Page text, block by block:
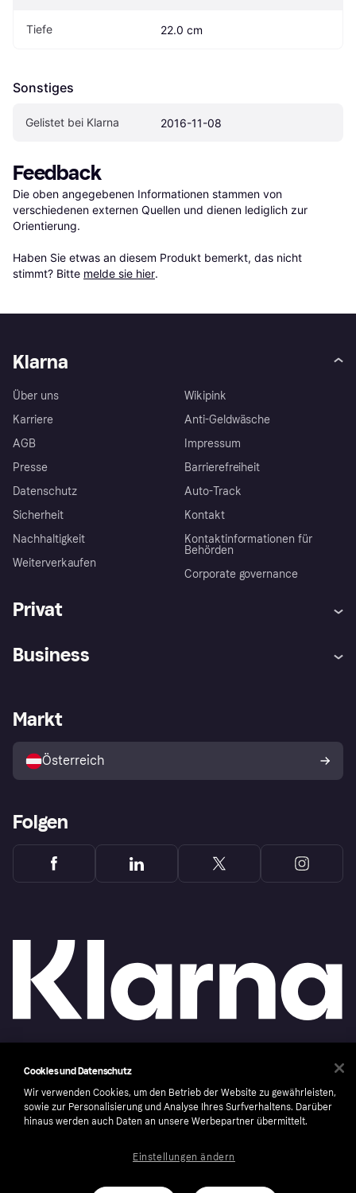
Tiefe 22.0 cm
Sonstiges
Gelistet bei Klarna 2016-11-08
Feedback
Die oben angegebenen Informationen stammen von
verschiedenen externen Quellen und dienen lediglich zur
Orientierung.
Haben Sie etwas an diesem Produkt bemerkt, das nicht
stimmt? Bitte melde sie hier.
Klarna
Über uns
Karriere
AGB
Presse
Datenschutz
Sicherheit
Nachhaltigkeit
Weiterverkaufen
Wikipink
Anti-Geldwäsche
Impressum
Barrierefreiheit
Auto-Track
Kontakt
Kontaktinformationen für
Behörden
Corporate governance
Privat
Shops entdecken
Business
Händlerportal
Markt
Österreich
Folgen
Copyright © 2005-2026 Klarna Bank AB (publ). Headquarters: Stockholm, Sweden. All
rights reserved. Klarna Bank AB (publ). Sveavägen 46, 111 34 Stockholm. Organization
CookiesKlarna.com
Cookies und Datenschutz
Wir verwenden Cookies, um den Betrieb der Website zu gewährleisten,
sowie zur Personalisierung und Analyse Ihres Surfverhaltens. Darüber
hinaus werden auch Daten an unsere Werbepartner übermittelt.
Einstellungen ändern